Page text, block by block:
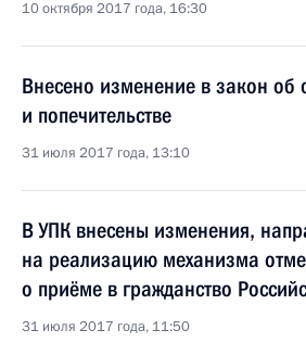
10 октября 2017 года, 16:30
Внесено изменение в закон об
и попечительстве
31 июля 2017 года, 13:10
В УПК внесены изменения,
на реализацию механизма
о приёме в гражданство
31 июля 2017 года, 11:50